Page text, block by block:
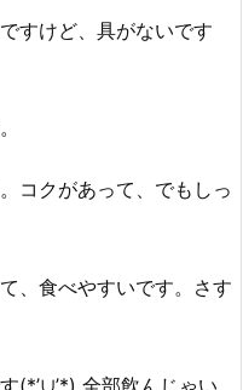
すけど、具がないです
コクがあって、でもしっ
、食べやすいです。さす
(*’∪’*) 全部飲んじゃい